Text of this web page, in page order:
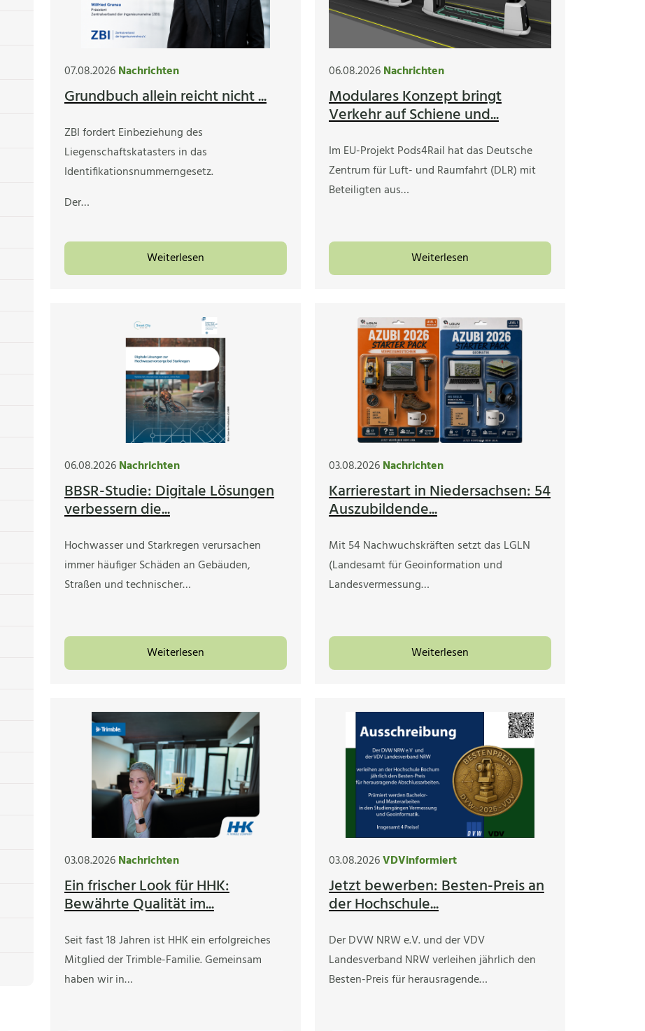
07.08.2026Nachrichten
Grundbuch allein reicht nicht ...
ZBI fordert Einbeziehung des
Liegenschaftskatasters in das
Identifikationsnummerngesetz.
Der…
Weiterlesen
06.08.2026Nachrichten
Modulares Konzept bringt
Verkehr auf Schiene und...
Im EU-Projekt Pods4Rail hat das Deutsche
Zentrum für Luft- und Raumfahrt (DLR) mit
Beteiligten aus…
Weiterlesen
06.08.2026Nachrichten
BBSR-Studie: Digitale Lösungen
verbessern die...
Hochwasser und Starkregen verursachen
immer häufiger Schäden an Gebäuden,
Straßen und technischer…
Weiterlesen
03.08.2026Nachrichten
Karrierestart in Niedersachsen: 54
Auszubildende...
Mit 54 Nachwuchskräften setzt das LGLN
(Landesamt für Geoinformation und
Landesvermessung…
Weiterlesen
03.08.2026Nachrichten
Ein frischer Look für HHK:
Bewährte Qualität im...
Seit fast 18 Jahren ist HHK ein erfolgreiches
Mitglied der Trimble-Familie. Gemeinsam
haben wir in…
03.08.2026VDVinformiert
Jetzt bewerben: Besten-Preis an
der Hochschule...
Der DVW NRW e.V. und der VDV
Landesverband NRW verleihen jährlich den
Besten-Preis für herausragende…